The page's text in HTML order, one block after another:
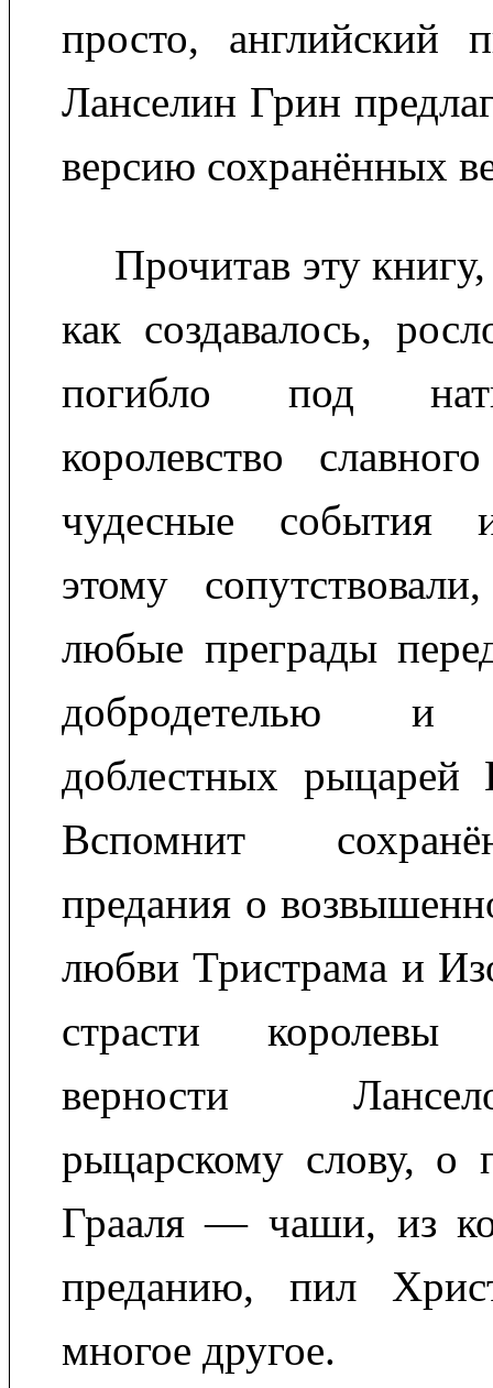
просто, английский
Ланселин Грин
версию сохранённых
Прочитав эту книгу,
как создавалось,
погибло под
королевство
чудесные события
этому
любые преграды
добродетелью и
доблестных рыцарей
Вспомнит
предания о
любви Тристрама и
страсти
верности
рыцарскому слову, о
Грааля — чаши, из
преданию, пил
многое другое.